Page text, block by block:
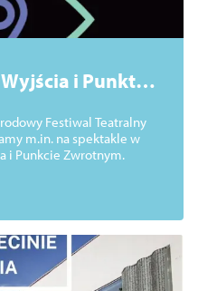
i Punkt
Festiwal Teatralny
m.in. na spektakle w
i Punkcie Zwrotnym.